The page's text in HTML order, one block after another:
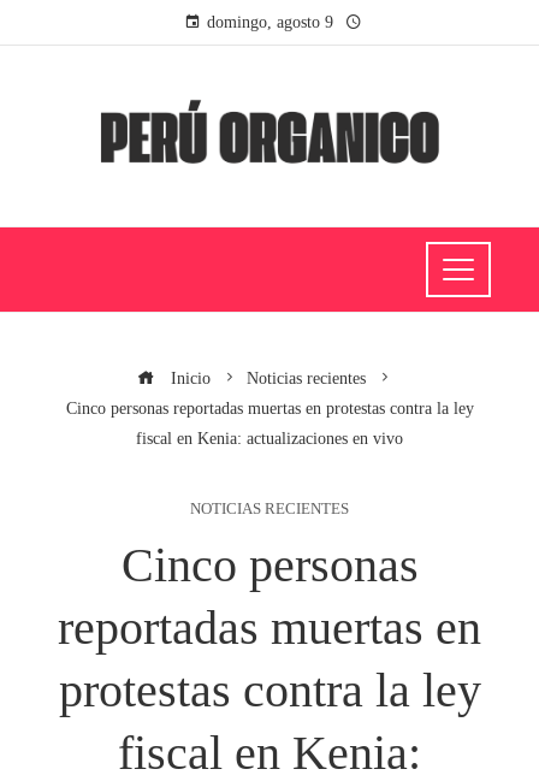
domingo, agosto 9
Inicio
Noticias recientes
Cinco personas reportadas muertas en protestas contra la ley
fiscal en Kenia: actualizaciones en vivo
NOTICIAS RECIENTES
Cinco personas
reportadas muertas en
protestas contra la ley
fiscal en Kenia: